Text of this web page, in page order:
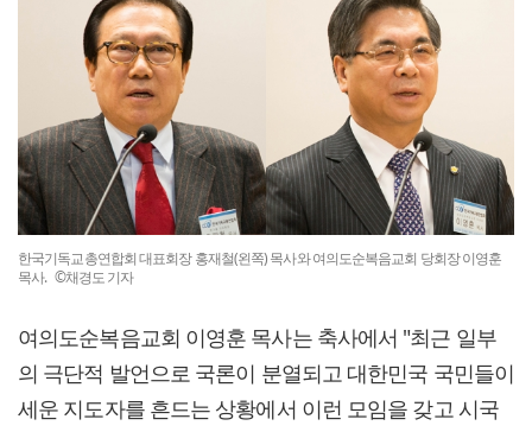
한국기독교총연합회 대표회장 홍재철(왼쪽) 목사와 여의도순복음교회 당회장 이영훈
목사. ©채경도 기자
여의도순복음교회 이영훈 목사는 축사에서 "최근 일부
의 극단적 발언으로 국론이 분열되고 대한민국 국민들이
세운 지도자를 흔드는 상황에서 이런 모임을 갖고 시국